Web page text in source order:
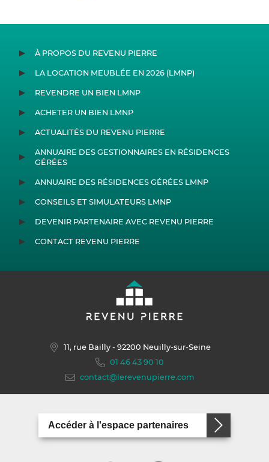
À PROPOS DU REVENU PIERRE
LA LOCATION MEUBLÉE EN 2026 (LMNP)
REVENDRE UN BIEN LMNP
ACHETER UN BIEN LMNP
ACTUALITÉS DU REVENU PIERRE
ANNUAIRE DES GESTIONNAIRES EN RÉSIDENCES
GÉRÉES
ANNUAIRE DES RÉSIDENCES GÉRÉES LMNP
CONSEILS ET SIMULATEURS LMNP
DEVENIR PARTENAIRE AVEC REVENU PIERRE
CONTACT REVENU PIERRE
11, rue Bailly- 92200 Neuilly-sur-Seine
01 46 43 90 10
contact@lerevenupierre.com
Accéder à l'espace partenaires